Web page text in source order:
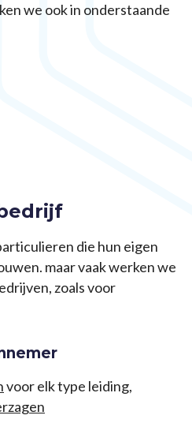
we ook in onderstaande
die hun eigen
maar vaak werken we
zoals voor
voor elk type leiding,